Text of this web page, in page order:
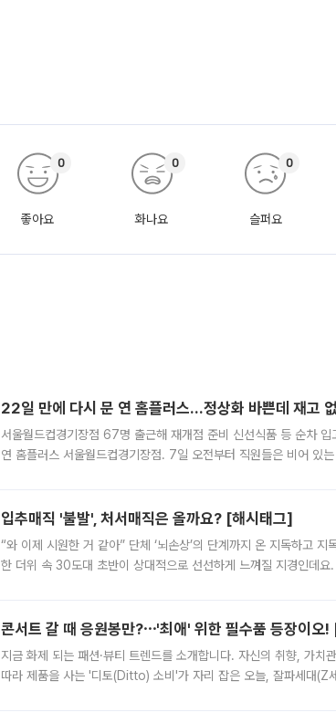
좋아요
0
화나요
0
슬퍼요
0
22일 만에 다시 문 연 홈플러스…정상화 바쁜데 재고
서울월드컵경기장점 67명 출근해 재개점 준비 신선식품 등 순차
연 홈플러스 서울월드컵경기장점. 7일 오전부터 직원들은 비어 있
입추매직 '불발', 처서매직은 올까요? [해시태그]
“와 이제 시원한 거 같아” 단체 ‘뇌손상’의 단계까지 온 지독하고
한 더위 속 30도대 초반이 상대적으로 선선하게 느껴질 지경인데
콘서트 갈 때 응원봉만?⋯'최애' 위한 필수품 등장이오!
지금 화제 되는 패션·뷰티 트렌드를 소개합니다. 자신의 취향, 가치
따라 제품을 사는 '디토(Ditto) 소비'가 자리 잡은 오늘, 잘파세대(Z